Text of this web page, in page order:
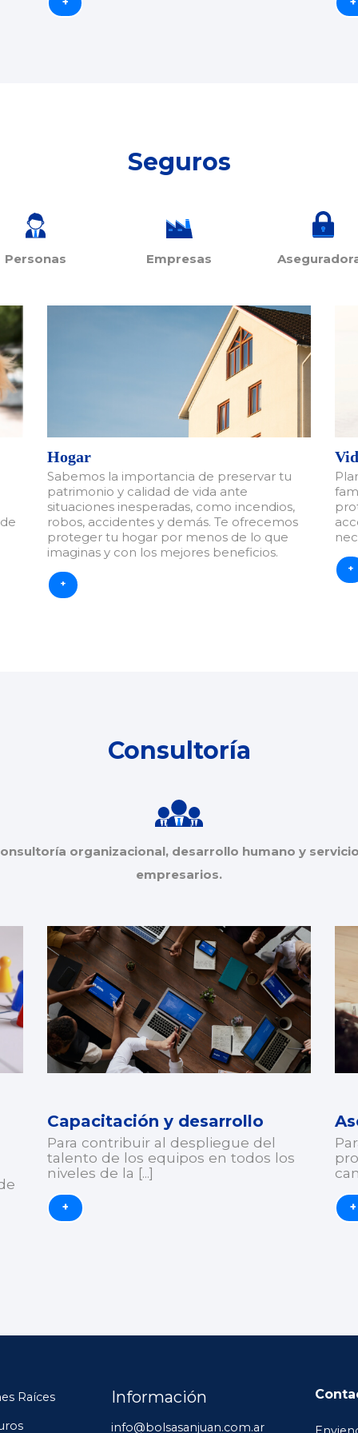
Seguros
Personas Empresas
Hogar
Sabemos la importancia de preservar tu
patrimonio y calidad de vida ante
situaciones inesperadas, como incendios,
robos, accidentes y demás. Te ofrecemos
proteger tu hogar por menos de lo que
imaginas y con los mejores beneficios.
+
+
Consultoría
organizacional, desarrollo humano y
empresarios.
Capacitación y desarrollo
Para contribuir al despliegue del
talento de los equipos en todos los
niveles de la [...]
+ +
Raíces
Información
info@bolsasanjuan.com.ar